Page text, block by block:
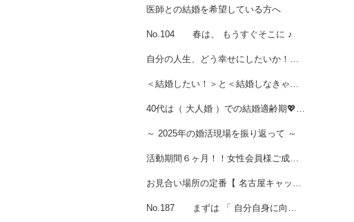
医師との結婚を希望している方へ
No.104 春は、 もうすぐそこに ♪
自分の人生、どう幸せにしたいか！男性会員様ご成婚☆
＜結婚したい！＞と＜結婚しなきゃ💧＞の婚活は違う
40代は（ 大人婚 ）での結婚適齢期💖女性会員様ご成婚
～ 2025年の婚活現場を振り返って ～
活動期間６ヶ月！！女性会員様ご成婚♡
お見合い場所の定番【 名古屋キャッスルプラザホテル閉館 】
No.187 まずは 「 自分自身に向き合う 」 ことから☆